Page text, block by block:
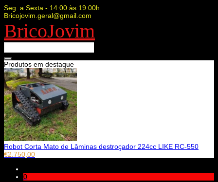
Seg. a Sexta - 14:00 às 19:00h
Bricojovim.geral@gmail.com
BricoJovim
Produtos em destaque
Robot Corta Mato de Lâminas destroçador 224cc LIKE RC-550
€2.750,00
0